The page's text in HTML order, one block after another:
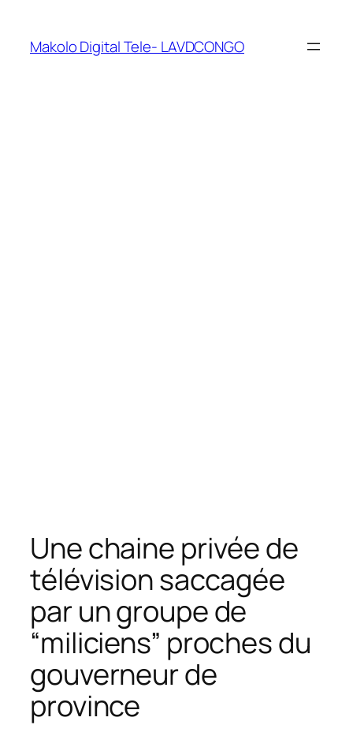
Makolo Digital Tele- LAVDCONGO
Une chaine privée de
télévision saccagée
par un groupe de
“miliciens” proches du
gouverneur de
province